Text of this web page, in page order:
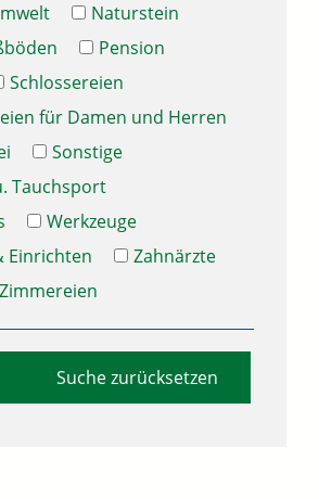
Naturstein
Pension
Schlossereien
für Damen und Herren
Sonstige
Tauchsport
Werkzeuge
Einrichten
Zahnärzte
Zimmereien
Suche zurücksetzen